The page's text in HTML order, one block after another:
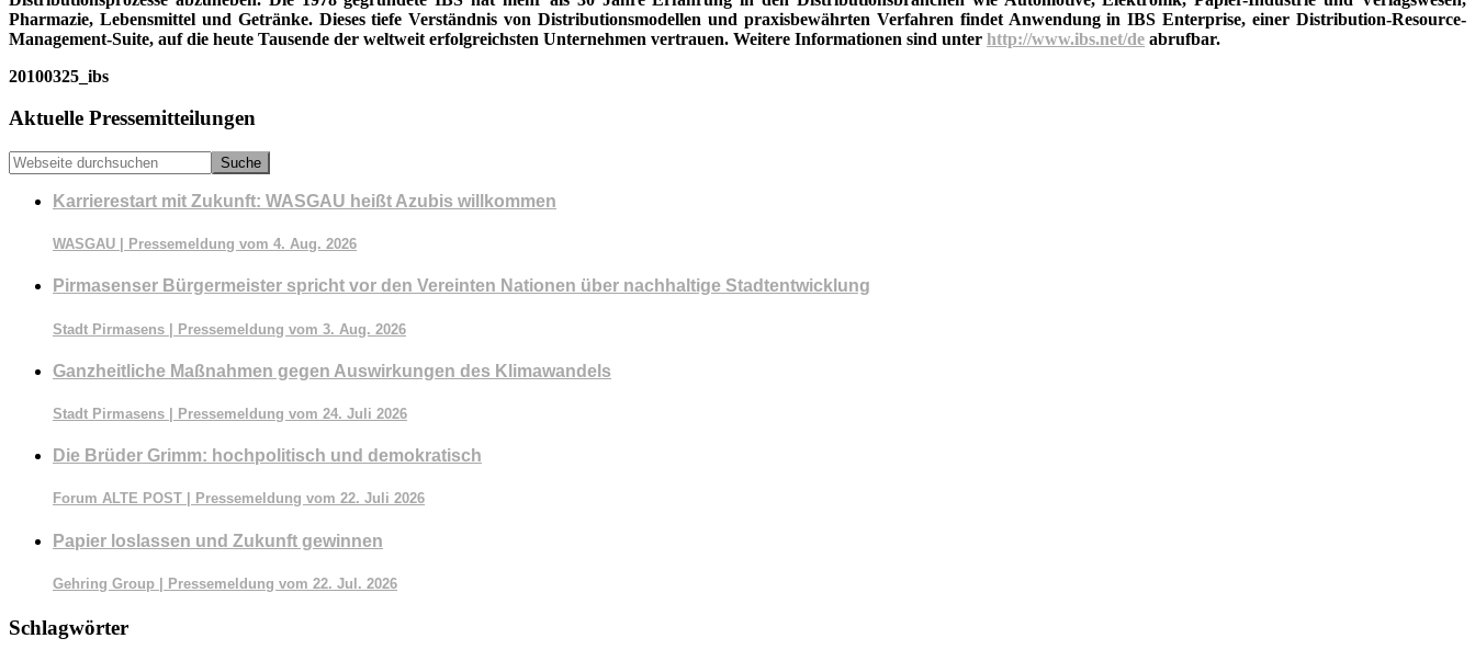
Pharmazie, Lebensmittel und Getränke. Dieses tiefe Verständnis von Distributionsmodellen und praxisbewähr­ten Verfahren findet Anwendung in IBS Enterprise, einer Distribution-Resource-
Management-Suite, auf die heute Tausende der weltweit erfolgreichsten Unternehmen vertrauen. Weitere Informationen sind unter http://www.ibs.net/de abrufbar.
20100325_ibs
Seitenspalte
Aktuelle Pressemitteilungen
Webseite
durchsuchen
Karrierestart mit Zukunft: WASGAU heißt Azubis willkommen
WASGAU | Pressemeldung vom 4. Aug. 2026
Pirmasenser Bürgermeister spricht vor den Vereinten Nationen über nachhaltige Stadtentwicklung
Stadt Pirmasens | Pressemeldung vom 3. Aug. 2026
Ganzheitliche Maßnahmen gegen Auswirkungen des Klimawandels
Stadt Pirmasens | Pressemeldung vom 24. Juli 2026
Die Brüder Grimm: hochpolitisch und demokratisch
Forum ALTE POST | Pressemeldung vom 22. Juli 2026
Papier loslassen und Zukunft gewinnen
Gehring Group | Pressemeldung vom 22. Jul. 2026
Schlagwörter